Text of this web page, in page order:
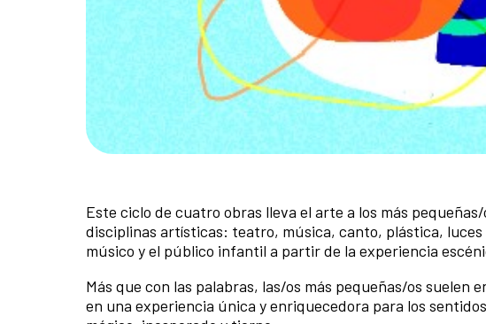
Este ciclo de cuatro obras lleva el arte a los más
disciplinas artísticas: teatro, música, canto, plástica,
músico y el público infantil a partir de la experiencia
Más que con las palabras, las/os más pequeñas/os
en una experiencia única y enriquecedora para los